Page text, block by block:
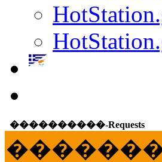
����������-Requests